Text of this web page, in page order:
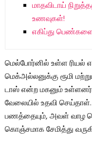
மாதவிடாய்
உணவுகள்!
எகிப்து பெண்களை
மெல்போர்னில் உள்ள ரியல்
மெக்அல்லனுக்கு ரூமி
டாஸ் என்ற மகனும்
வேலையில் உதவி
பணத்தையும், அவள் வாழ
கொஞ்சமாக சேமித்து